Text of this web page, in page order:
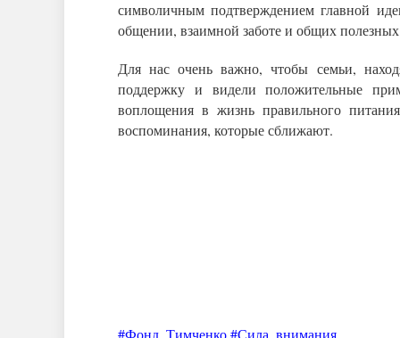
символичным подтверждением главной
общении, взаимной заботе и общих
Для нас очень важно, чтобы семьи,
поддержку и видели положительные
воплощения в жизнь правильного
воспоминания, которые сближают.
#Фонд_Тимченко #Сила_внимания